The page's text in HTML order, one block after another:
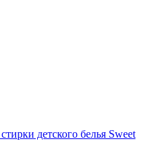
детского белья Sweet